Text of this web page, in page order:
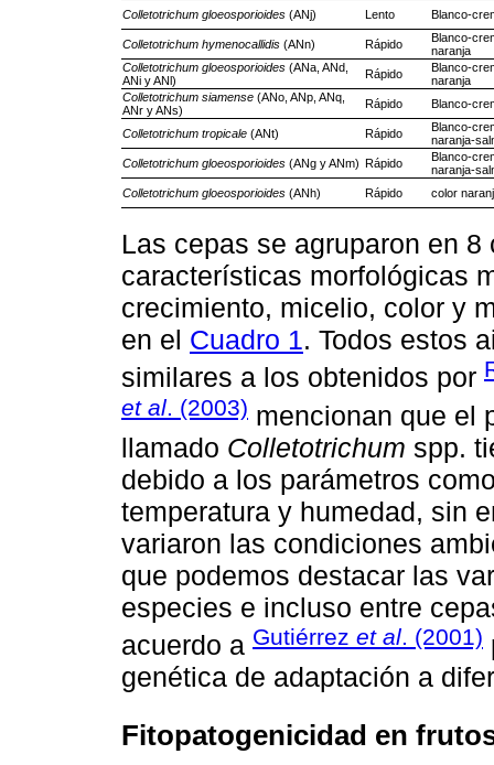
Colletotrichum gloeosporioides (ANj) Lento Blanco-
Colletotrichum hymenocallidis (ANn) Rápido
Blanco-
naranja
Colletotrichum gloeosporioides (ANa, ANd,
ANi y ANl)
Rápido
Blanco-
naranja
Colletotrichum siamense (ANo, ANp, ANq,
ANr y ANs)
Rápido Blanco-
Colletotrichum tropicale (ANt) Rápido
Blanco-
naranja-
Colletotrichum gloeosporioides (ANg y ANm) Rápido
Blanco-
naranja-
Colletotrichum gloeosporioides (ANh) Rápido color
Las cepas se agruparon en
características morfológicas
crecimiento, micelio, color y
en el Cuadro 1. Todos estos
similares a los obtenidos por
et al. (2003) mencionan que el
llamado Colletotrichum spp.
debido a los parámetros
temperatura y humedad, sin
variaron las condiciones
que podemos destacar las
especies e incluso entre
acuerdo a Gutiérrez et al. (2001)
genética de adaptación a
Fitopatogenicidad en